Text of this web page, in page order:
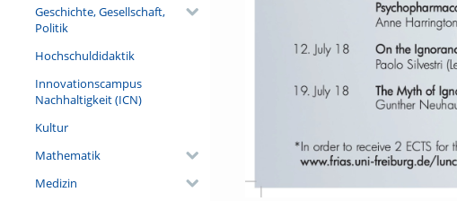
Geschichte, Gesellschaft,
Politik
Hochschuldidaktik
Innovationscampus
Nachhaltigkeit (ICN)
Kultur
Mathematik
Medizin